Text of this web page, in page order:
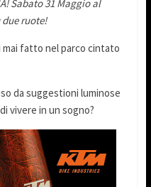
Sabato 31 Maggio al
due ruote!
mai fatto nel parco cintato
da suggestioni luminose
vivere in un sogno?